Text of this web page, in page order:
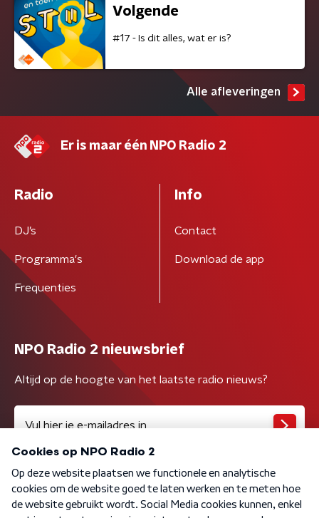
Volgende
#17 - Is dit alles, wat er is?
Alle afleveringen
Er is maar één NPO Radio 2
Radio
DJ’s
Programma's
Frequenties
Info
Contact
Download de app
NPO Radio 2 nieuwsbrief
Altijd op de hoogte van het laatste radio nieuws?
Algemene voorwaarden